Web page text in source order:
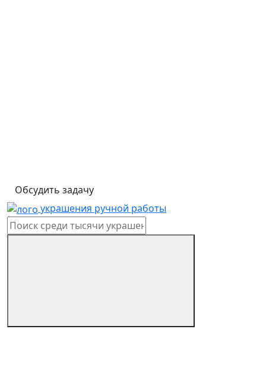
Обсудить задачу
украшения ручной работы